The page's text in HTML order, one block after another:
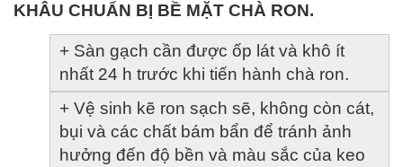
KHÂU CHUẨN BỊ BỀ MẶT CHÀ RON.
+ Sàn gạch cần được ốp lát và khô ít
nhất 24 h trước khi tiến hành chà ron.
+ Vệ sinh kẽ ron sạch sẽ, không còn cát,
bụi và các chất bám bẩn để tránh ảnh
hưởng đến độ bền và màu sắc của keo